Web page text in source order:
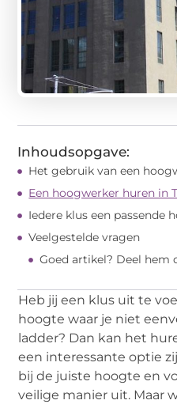
Inhoudsopgave:
Het gebruik van een
Een hoogwerker huren in
Iedere klus een passende
Veelgestelde vragen
Goed artikel? Deel hem
Heb jij een klus uit te
hoogte waar je niet
ladder? Dan kan het
een interessante optie
bij de juiste hoogte en
veilige manier uit. Maar